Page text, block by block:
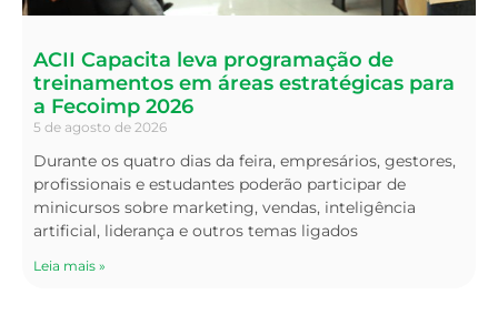
ACII Capacita leva programação de
treinamentos em áreas estratégicas para
a Fecoimp 2026
5 de agosto de 2026
Durante os quatro dias da feira, empresários, gestores,
profissionais e estudantes poderão participar de
minicursos sobre marketing, vendas, inteligência
artificial, liderança e outros temas ligados
Leia mais »